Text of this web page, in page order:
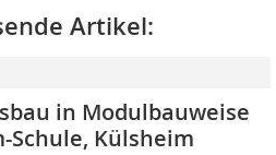
Artikel:
in Modulbauweise
Schule, Külsheim